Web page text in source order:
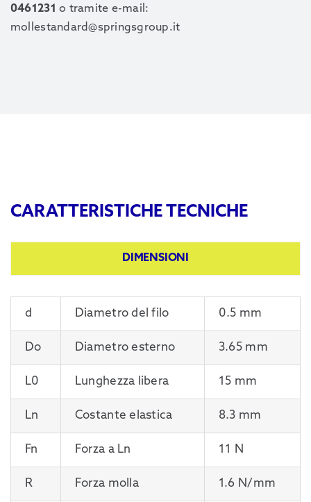
0461231 o tramite e-mail:
mollestandard@springsgroup.it
CARATTERISTICHE TECNICHE
DIMENSIONI
d Diametro del filo 0.5 mm
Do Diametro esterno 3.65 mm
L0 Lunghezza libera 15 mm
Ln Costante elastica 8.3 mm
Fn Forza a Ln 11 N
R Forza molla 1.6 N/mm